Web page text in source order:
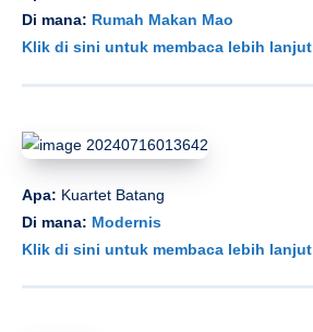
Di mana: Rumah Makan Mao
Klik di sini untuk membaca lebih lanjut
Apa: Kuartet Batang
Di mana: Modernis
Klik di sini untuk membaca lebih lanjut